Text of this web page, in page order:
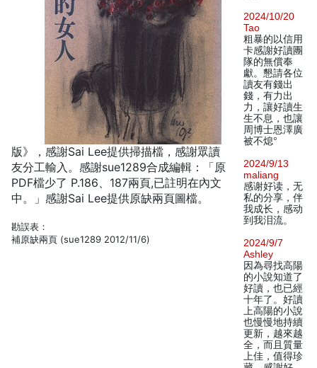
版》，感謝Sai Lee提供掃描檔，感謝眾讀
友分工輸入。感謝sue1289合成編輯：「原
PDF檔少了 P.186、187兩頁,已註明在內文
中。」感謝Sai Lee提供原缺兩頁圖檔。
勘誤表：
補原缺兩頁 (sue1289 2012/11/6)
2024/10/20
Tao
粗暴的以信用
卡感謝好讀團
隊的無償奉
獻。懇請各位
讀友有錢出
錢，有力出
力，讓好讀生
生不息，也讓
周博士恩澤廣
被不熄°
2024/9/13
maliang
感谢好读，无
私的分享，伴
我成长，感动
到我泪流。
2024/9/7
Ashley
因為尋找高陽
的小說知道了
好讀，也已經
十年了。好讀
上高陽的小說
也慢慢地持續
更新，越來越
全，而且質量
上佳，值得珍